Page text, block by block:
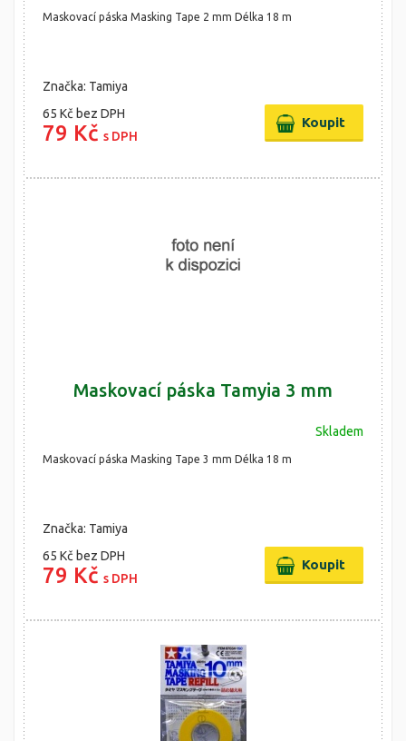
Maskovací páska Masking Tape 2 mm Délka 18 m
Značka: Tamiya
65 Kč bez DPH
79 Kč s DPH
Maskovací páska Tamyia 3 mm
Skladem
Maskovací páska Masking Tape 3 mm Délka 18 m
Značka: Tamiya
65 Kč bez DPH
79 Kč s DPH